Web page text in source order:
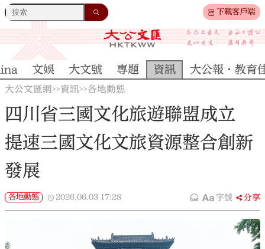
下載客戶端
文娛 大文號 專題 資訊 大公報·教育
大公文匯網>>資訊>>各地動態
四川省三國文化旅遊聯盟成立
提速三國文化文旅資源整合創新
發展
各地動態 2026.06.03 17:28 字號 分享